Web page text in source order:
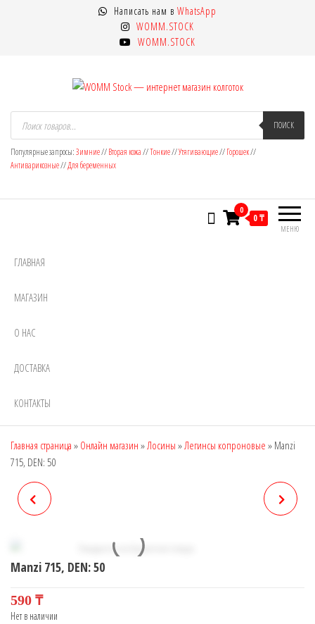
Написать нам в WhatsApp
WOMM.STOCK
WOMM.STOCK
WOMM Stock — интернет магазин
колготок
Колготки MANZI, Naja Street тонкие,
фантазийные, чулки, лосины
Поиск
товаров ПОИСК
Популярные запросы:Зимние//Вторая кожа//Тонкие//Утягивающие//Горошек//
Антиварикозные//Для беременных
МЕНЮ
0
0 ₸
ГЛАВНАЯ
МАГАЗИН
О НАС
ДОСТАВКА
КОНТАКТЫ
Главная страница » Онлайн магазин »Лосины »Легинсы копроновые » Manzi
715, DEN: 50
Manzi 715, DEN: 50
590 ₸
Нет в наличии